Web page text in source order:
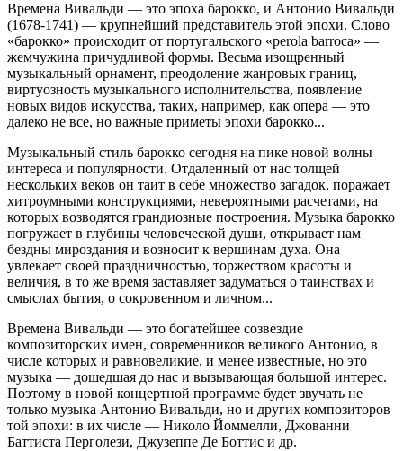
Времена Вивальди — это эпоха барокко, и Антонио Вивальди
(1678-1741) — крупнейший представитель этой эпохи. Слово
«барокко» происходит от португальского «perola barroca» —
жемчужина причудливой формы. Весьма изощренный
музыкальный орнамент, преодоление жанровых границ,
виртуозность музыкального исполнительства, появление
новых видов искусства, таких, например, как опера — это
далеко не все, но важные приметы эпохи барокко...
Музыкальный стиль барокко сегодня на пике новой волны
интереса и популярности. Отдаленный от нас толщей
нескольких веков он таит в себе множество загадок, поражает
хитроумными конструкциями, невероятными расчетами, на
которых возводятся грандиозные построения. Музыка барокко
погружает в глубины человеческой души, открывает нам
бездны мироздания и возносит к вершинам духа. Она
увлекает своей праздничностью, торжеством красоты и
величия, в то же время заставляет задуматься о таинствах и
смыслах бытия, о сокровенном и личном...
Времена Вивальди — это богатейшее созвездие
композиторских имен, современников великого Антонио, в
числе которых и равновеликие, и менее известные, но это
музыка — дошедшая до нас и вызывающая большой интерес.
Поэтому в новой концертной программе будет звучать не
только музыка Антонио Вивальди, но и других композиторов
той эпохи: в их числе — Николо Йоммелли, Джованни
Баттиста Перголези, Джузеппе Де Боттис и др.